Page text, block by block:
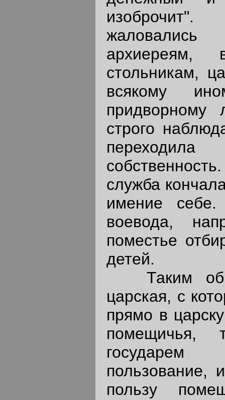
архиереям,
стольникам,
всякому
придворному
строго
служба
имение
воевода,
поместье
детей.
Таким
царская, с
прямо в
помещичья,
пользу